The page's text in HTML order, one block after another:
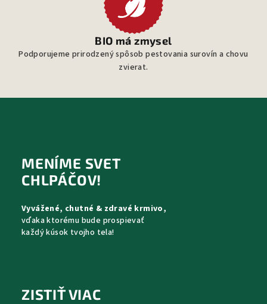
BIO má zmysel
Podporujeme prirodzený spôsob pestovania surovín a chovu
zvierat.
MENÍME SVET
CHLPÁČOV!
Vyvážené, chutné & zdravé krmivo,
vďaka ktorému bude prospievať
každý kúsok tvojho tela!
ZISTIŤ VIAC